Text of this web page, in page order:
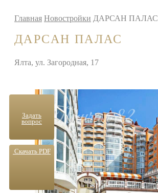
Задать
вопрос
Скачать PDF
Главная Новостройки ДАРСАН ПАЛАС
ДАРСАН ПАЛАС
Ялта, ул. Загородная, 17